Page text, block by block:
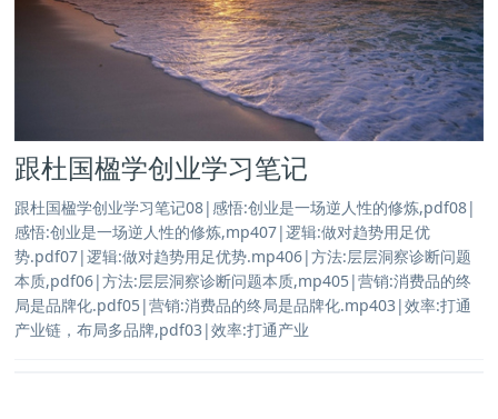
跟杜国楹学创业学习笔记
跟杜国楹学创业学习笔记08|感悟:创业是一场逆人性的修炼,pdf08|
感悟:创业是一场逆人性的修炼,mp407|逻辑:做对趋势用足优
势.pdf07|逻辑:做对趋势用足优势.mp406|方法:层层洞察诊断问题
本质,pdf06|方法:层层洞察诊断问题本质,mp405|营销:消费品的终
局是品牌化.pdf05|营销:消费品的终局是品牌化.mp403|效率:打通
产业链，布局多品牌,pdf03|效率:打通产业